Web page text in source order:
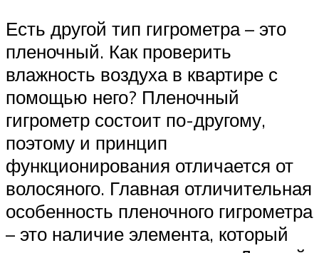
Есть другой тип гигрометра – это
пленочный. Как проверить
влажность воздуха в квартире с
помощью него? Пленочный
гигрометр состоит по-другому,
поэтому и принцип
функционирования отличается от
волосяного. Главная отличительная
особенность пленочного гигрометра
– это наличие элемента, который